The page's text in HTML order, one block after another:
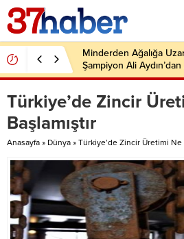
Minderden Ağalığa
Şampiyon Ali
Dönüş
Türkiye’de Zincir
Başlamıştır
Anasayfa » Dünya » Türkiye’de Zincir Üretimi Ne